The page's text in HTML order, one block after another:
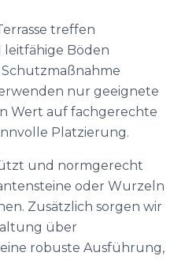
treffen
Böden
nur geeignete
Wert auf fachgerechte
Platzierung.
und normgerecht
oder Wurzeln
Zusätzlich sorgen wir
über
robuste Ausführung,